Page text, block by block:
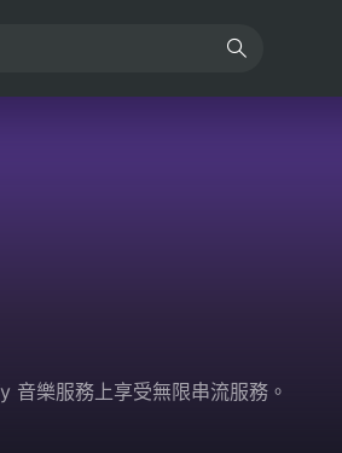
樂服務上享受無限串流服務。